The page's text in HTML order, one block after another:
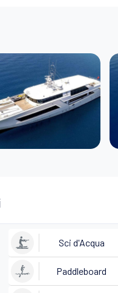
Sci d'Acqua
Paddleboard